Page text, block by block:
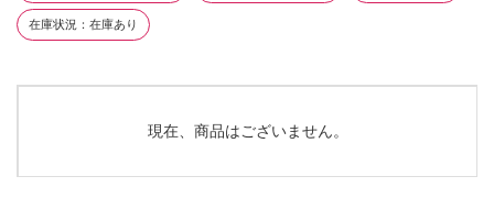
在庫状況 在庫あり
現在、商品はございません。